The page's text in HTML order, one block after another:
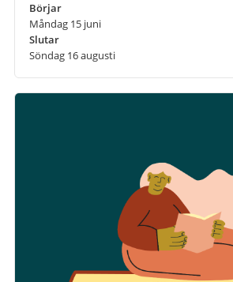
Börjar
Måndag 15 juni
Slutar
Söndag 16 augusti